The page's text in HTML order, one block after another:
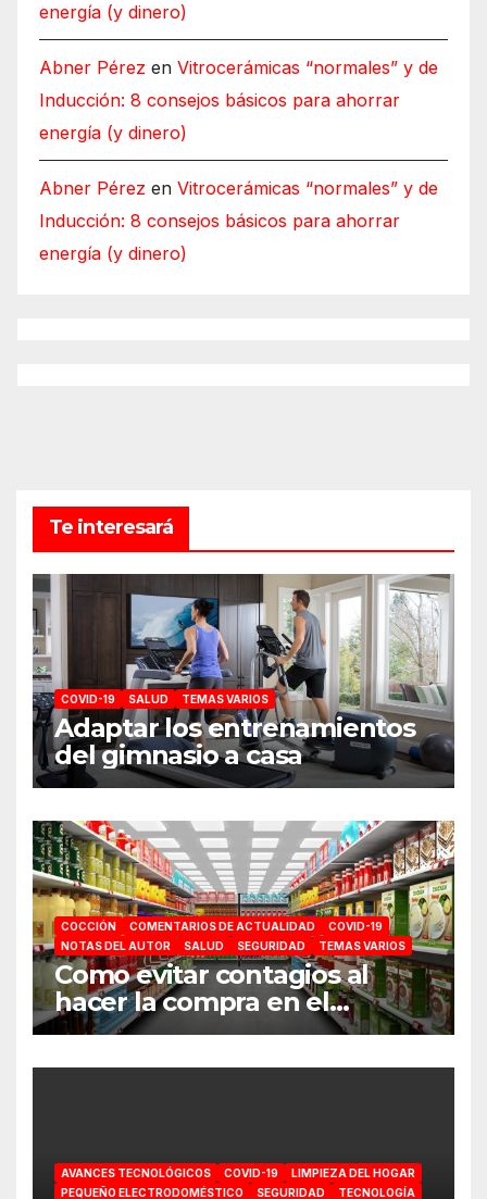
energía (y dinero)
Abner Pérez en Vitrocerámicas “normales” y de
Inducción: 8 consejos básicos para ahorrar
energía (y dinero)
Abner Pérez en Vitrocerámicas “normales” y de
Inducción: 8 consejos básicos para ahorrar
energía (y dinero)
Te interesará
COVID-19 SALUD TEMAS VARIOS
Adaptar los entrenamientos
del gimnasio a casa
COCCIÓN COMENTARIOS DE ACTUALIDAD
COVID-19
NOTAS DEL AUTOR
SALUD SEGURIDAD TEMAS VARIOS
Como evitar contagios al
hacer la compra en el
supermercado
AVANCES TECNOLÓGICOS COVID-19
LIMPIEZA DEL HOGAR
PEQUEÑO ELECTRODOMÉSTICO
SEGURIDAD TECNOLOGÍA